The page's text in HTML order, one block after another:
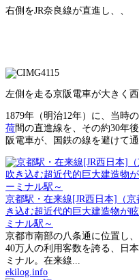
右側をJR奈良線が直進し、、
左側を走る京阪電車が大きく
1879年（明治12年）に、当時
荷間の直進線を、その約30年
阪電車が、国鉄の線を避けて
京都駅・在来線[JR西日本]（
き込む超近代的巨大建造物が
ミナル駅～
京都市南部の八条通に位置し
40万人の利用客数を誇る、日
ミナル。在来線...
ekilog.info